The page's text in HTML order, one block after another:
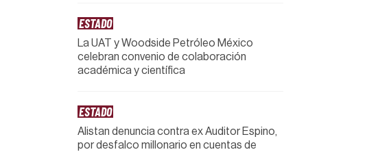
ESTADO
La UAT y Woodside Petróleo México
celebran convenio de colaboración
académica y científica
ESTADO
Alistan denuncia contra ex Auditor Espino,
por desfalco millonario en cuentas de